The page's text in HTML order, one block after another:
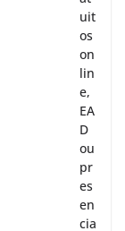
uit
os
on
lin
e,
EA
D
ou
pr
es
en
cia